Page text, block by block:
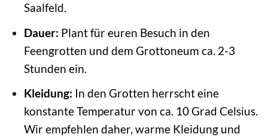
Saalfeld.
Dauer: Plant für euren Besuch in den
Feengrotten und dem Grottoneum ca. 2-3
Stunden ein.
Kleidung: In den Grotten herrscht eine
konstante Temperatur von ca. 10 Grad Celsius.
Wir empfehlen daher, warme Kleidung und